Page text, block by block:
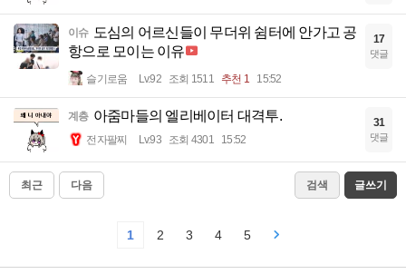
이슈 도심의 어르신들이 무더위 쉼터에 안가고 공
항으로 모이는 이유
슬기로움 Lv.92 조회 1511 추천 1 15:52
17
댓글
계층 아줌마들의 엘리베이터 대격투.
전자팔찌 Lv.93 조회 4301 15:52
31
댓글
최근 다음 검색 글쓰기
1 2 3 4 5